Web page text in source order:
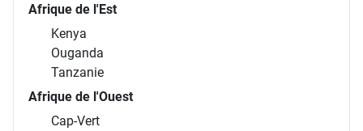
Afrique de l'Est
Kenya
Ouganda
Tanzanie
Afrique de l'Ouest
Cap-Vert